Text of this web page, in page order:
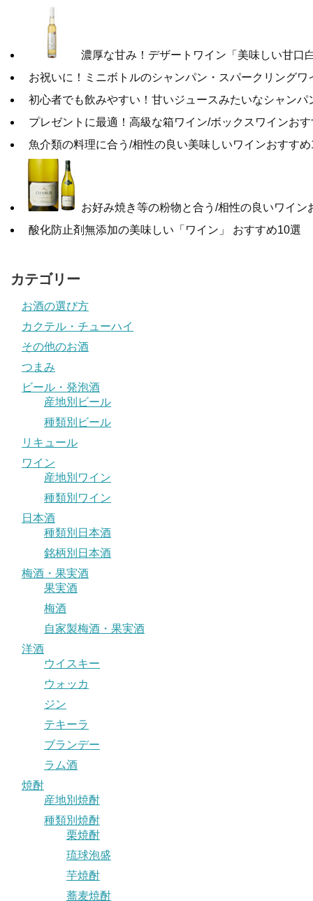
濃厚な甘み！デザートワイン「美味しい甘口
お祝いに！ミニボトルのシャンパン・スパークリングワ
初心者でも飲みやすい！甘いジュースみたいなシャンパ
プレゼントに最適！高級な箱ワイン/ボックスワインお
魚介類の料理に合う/相性の良い美味しいワインおすす
お好み焼き等の粉物と合う/相性の良いワイン
酸化防止剤無添加の美味しい「ワイン」 おすすめ10選
カテゴリー
お酒の選び方
カクテル・チューハイ
その他のお酒
つまみ
ビール・発泡酒
産地別ビール
種類別ビール
リキュール
ワイン
産地別ワイン
種類別ワイン
日本酒
種類別日本酒
銘柄別日本酒
梅酒・果実酒
果実酒
梅酒
自家製梅酒・果実酒
洋酒
ウイスキー
ウォッカ
ジン
テキーラ
ブランデー
ラム酒
焼酎
産地別焼酎
種類別焼酎
栗焼酎
琉球泡盛
芋焼酎
蕎麦焼酎